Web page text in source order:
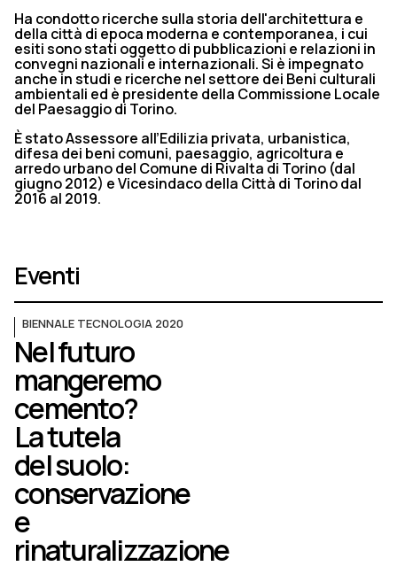
Ha condotto ricerche sulla storia dell'architettura e
della città di epoca moderna e contemporanea, i cui
esiti sono stati oggetto di pubblicazioni e relazioni in
convegni nazionali e internazionali. Si è impegnato
anche in studi e ricerche nel settore dei Beni culturali
ambientali ed è presidente della Commissione Locale
del Paesaggio di Torino.
È stato Assessore all’Edilizia privata, urbanistica,
difesa dei beni comuni, paesaggio, agricoltura e
arredo urbano del Comune di Rivalta di Torino (dal
giugno 2012) e Vicesindaco della Città di Torino dal
2016 al 2019.
Eventi
BIENNALE TECNOLOGIA 2020
Nel futuro
mangeremo
cemento?
La tutela
del suolo:
conservazione
e
rinaturalizzazione